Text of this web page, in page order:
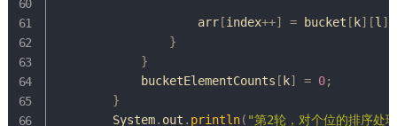
                    arr
[index++] = bucket [ k] [l ]
}
}
            bucketElementCounts
[ k] = 0;
}
System. out . println( "第2轮，对个位的排序